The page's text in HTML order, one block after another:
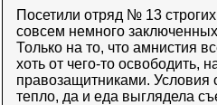
Посетили отряд № 13
совсем немного
Только на то, что амнистия
хоть от чего-то освободить,
правозащитниками. Условия
тепло, да и еда выглядела